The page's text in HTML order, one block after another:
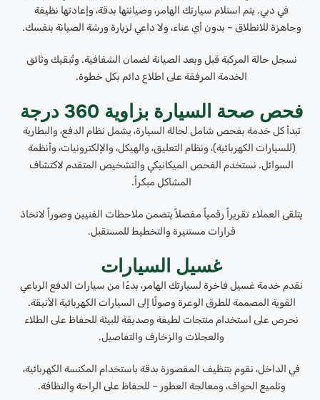
في دبي. يتم استلام سيارتك الهامر، وصيانتها بدقة، وإعادتها نظيفة
وجاهزة للانطلاق – بدون أي عناء، ولا داعي لزيارة ورشة الصيانة بنفسك.
نسجل حالة المركبة قبل وبعد الصيانة لضمان الشفافية. وتُبقيك وثائق
الخدمة المرفقة على اطلاع دائم بكل خطوة.
فحص صحة السيارة بزاوية 360 درجة
تبدأ كل خدمة بفحص شامل لحالة السيارة، يشمل نظام الدفع، والبطارية
(للسيارات الكهربائية)، ونظام التعليق، والهيكل، والإلكترونيات، وأنظمة
السوائل. نستخدم الفحص الميكانيكي والتشخيص المتقدم لاكتشاف
المشاكل مبكراً.
يتلقى العملاء تقريراً رقمياً مفصلاً يتضمن ملاحظات الفنيين وصوراً لاتخاذ
قرارات مستنيرة والتخطيط للمستقبل.
غسيل السيارات
نقدم خدمة غسيل فاخرة لسيارتك الهامر، بدءًا من سيارات الدفع الرباعي
القوية المصممة للطرق الوعرة وصولًا إلى السيارات الكهربائية الأنيقة.
نحرص على استخدام منتجات لطيفة وصديقة للبيئة للحفاظ على الطلاء
والعجلات والزخارف والتفاصيل.
في الداخل، نقوم بتنظيف المقصورة بدقة باستخدام المكنسة الكهربائية،
وتلميع الحواف، ومعالجة العطور – للحفاظ على الراحة والنظافة.